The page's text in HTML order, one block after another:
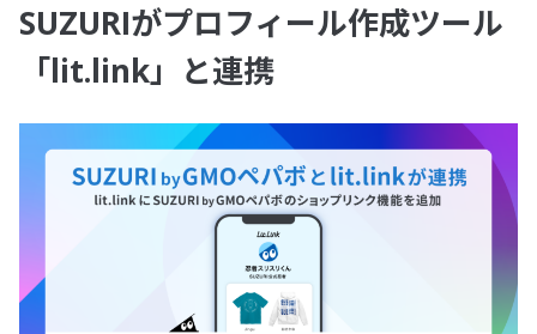
SUZURIがプロフィール作成ツール
「lit.link」と連携